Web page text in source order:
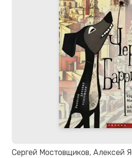
Сергей Мостовщиков, Алексей